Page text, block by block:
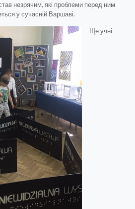
незрячим, які проблеми перед ним
у сучасній Варшаві.
Ще учні